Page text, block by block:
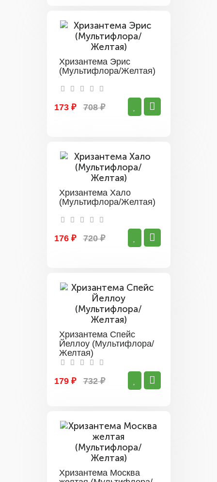
Хризантема Эрис
(Мультифлора/Желтая)
173 ₽ 708 ₽
Хризантема Хало
(Мультифлора/Желтая)
176 ₽ 720 ₽
Хризантема Спейс
Йеллоу (Мультифлора/
Желтая)
179 ₽ 732 ₽
Хризантема Москва